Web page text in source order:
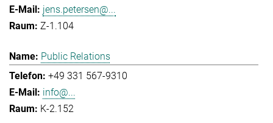
jens.petersen@...
Z-1.104
Public Relations
+49 331 567-9310
info@...
K-2.152